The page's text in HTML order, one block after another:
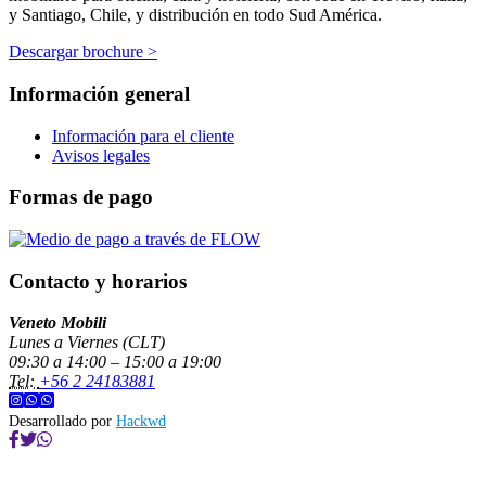
y Santiago, Chile, y distribución en todo Sud América.
Descargar brochure >
Información general
Información para el cliente
Avisos legales
Formas de pago
Contacto y horarios
Veneto Mobili
Lunes a Viernes (CLT)
09:30 a 14:00 – 15:00 a 19:00
Tel: +56 2 24183881
Desarrollado por Hackwd